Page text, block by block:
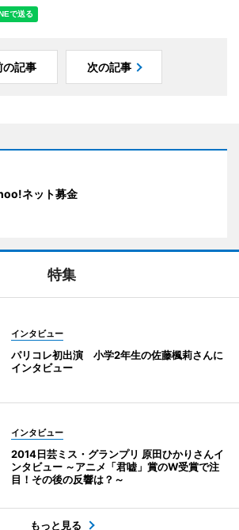
の記事 次の記事
ネット募金
特集
インタビュー
パリコレ初出演 小学2年生の佐藤楓莉さんに
インタビュー
インタビュー
2014日芸ミス・グランプリ 原田ひかりさんイ
ンタビュー ～アニメ「君嘘」賞のW受賞で注
目！その後の反響は？～
もっと見る